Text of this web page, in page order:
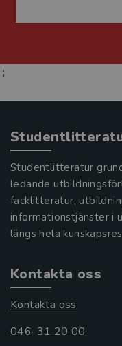
;
Studentlitteratur
ledande
facklitteratur,
informationstjänster i
längs hela
Kontakta oss
Kontakta oss
046-31 20 00